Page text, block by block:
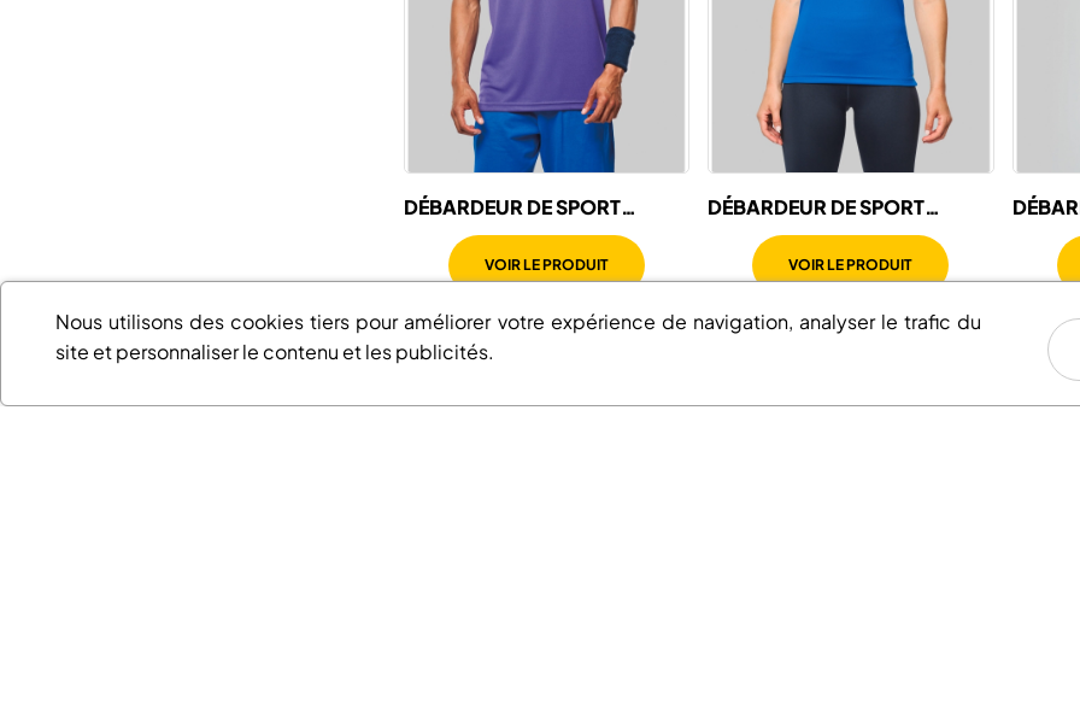
DÉBARDEUR DE SPORT
HOMME
VOIR LE PRODUIT
DÉBARDEUR DE SPORT
FEMME
VOIR LE PRODUIT
Nous utilisons des cookies tiers pour améliorer votre expérience de navigation, analyser le trafic du
site et personnaliser le contenu et les publicités.